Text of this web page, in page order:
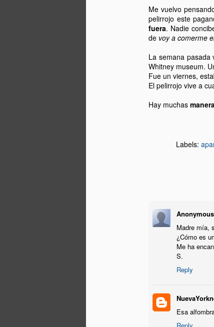
Me vuelvo
pelirrojo este
fuera. Nadie
de voy a comerme
La semana pasada
Whitney museum.
Fue un viernes,
El pelirrojo vive a
Hay muchas
Labels:
Anonymous
Madre mía,
¿Cómo es
Me ha
S.
Reply
Esa